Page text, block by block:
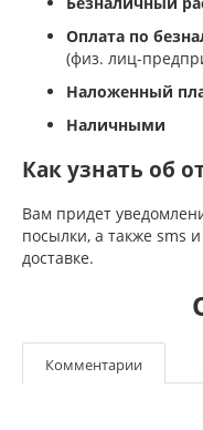
Оплата по
(физ. лиц-
Наложенный
Наличными
Как узнать об
Вам придет
посылки, а также sms
доставке.
Комментарии